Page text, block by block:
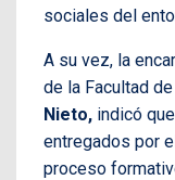
sociales del
A su vez, la
de la Facultad
Nieto, indicó
entregados por
proceso